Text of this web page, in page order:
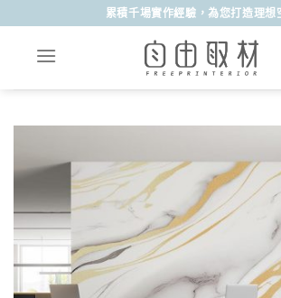
content
累積千場實作經驗，為您打造理想